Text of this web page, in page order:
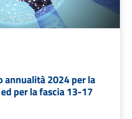
2024 per la
per la fascia 13-17